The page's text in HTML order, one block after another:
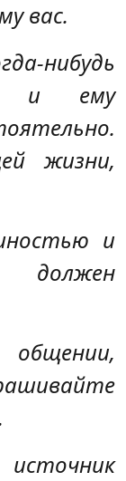
вас.
нибудь
и ему
жизни,
и
должен